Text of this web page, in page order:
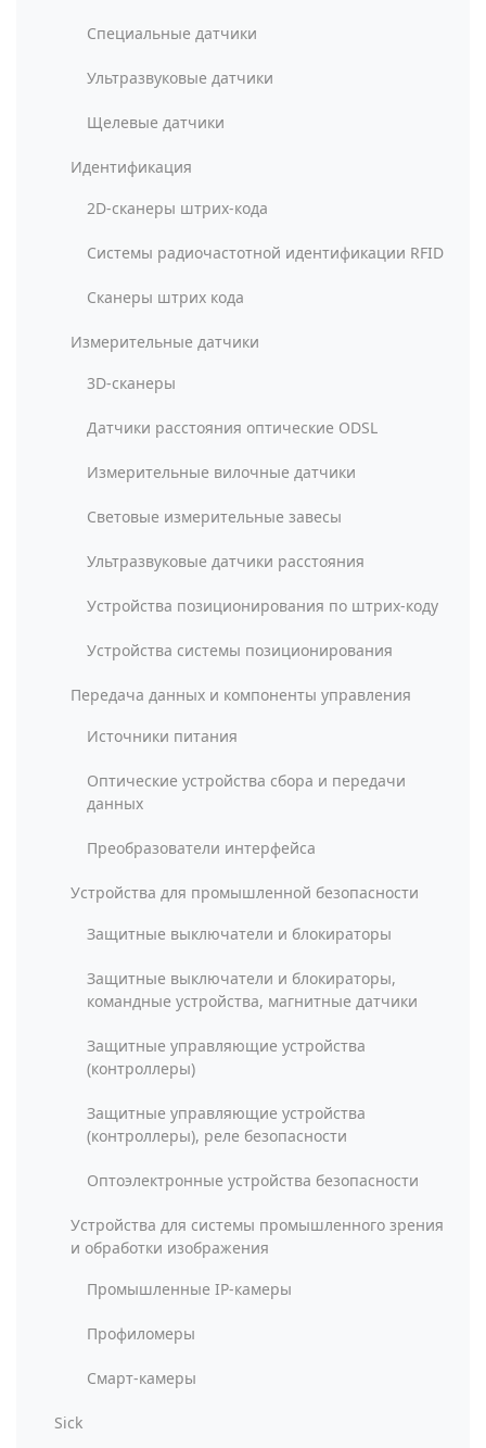
Специальные датчики
Ультразвуковые датчики
Щелевые датчики
Идентификация
2D-сканеры штрих-кода
Системы радиочастотной идентификации RFID
Сканеры штрих кода
Измерительные датчики
3D-сканеры
Датчики расстояния оптические ODSL
Измерительные вилочные датчики
Световые измерительные завесы
Ультразвуковые датчики расстояния
Устройства позиционирования по штрих-коду
Устройства системы позиционирования
Передача данных и компоненты управления
Источники питания
Оптические устройства сбора и передачи
данных
Преобразователи интерфейса
Устройства для промышленной безопасности
Защитные выключатели и блокираторы
Защитные выключатели и блокираторы,
командные устройства, магнитные датчики
Защитные управляющие устройства
(контроллеры)
Защитные управляющие устройства
(контроллеры), реле безопасности
Оптоэлектронные устройства безопасности
Устройства для системы промышленного зрения
и обработки изображения
Промышленные IP-камеры
Профиломеры
Смарт-камеры
Sick